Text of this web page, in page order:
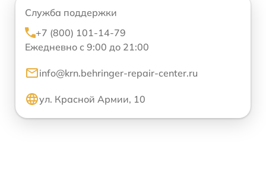
Служба поддержки
+7 (800) 101-14-79
Ежедневно с 9:00 до 21:00
info@krn.behringer-repair-center.ru
ул. Красной Армии, 10